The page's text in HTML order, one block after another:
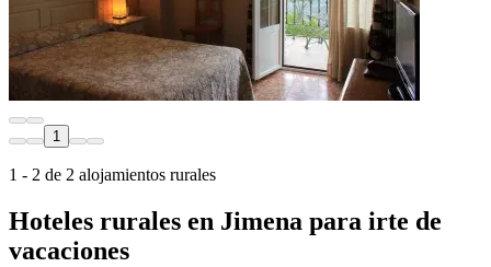
1
1 - 2 de 2 alojamientos rurales
Hoteles rurales en Jimena para irte de
vacaciones